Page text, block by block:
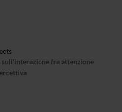
fra attenzione